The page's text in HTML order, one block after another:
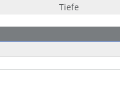
Tiefe